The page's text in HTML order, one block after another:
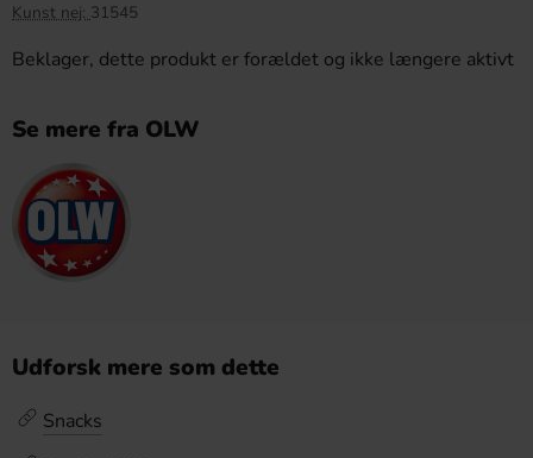
Kunst nej: 31545
Beklager, dette produkt er forældet og ikke længere aktivt
Se mere fra OLW
Udforsk mere som dette
Snacks